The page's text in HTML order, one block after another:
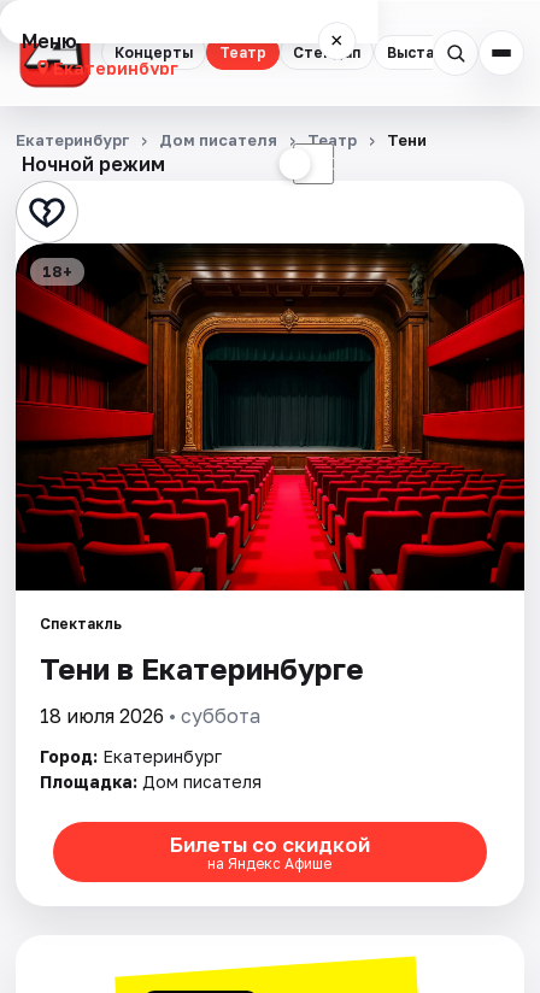
Концерты Театр Стендап Выставки
Меню ×
Екатеринбург
Концерты
Театр
Стендап
Выставки
Квесты
Экскурсии
События
Площадки
Артисты
Рейтинги
Ночной режим ☾
Екатеринбург Дом писателя Театр Тени
18+
Спектакль
Тени в Екатеринбурге
18 июля 2026 • суббота
Город: Екатеринбург
Площадка: Дом писателя
Билеты со скидкой
на Яндекс Афише